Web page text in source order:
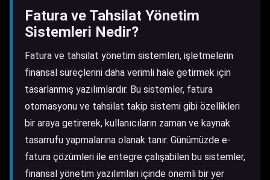
Fatura ve Tahsilat Yönetim
Sistemleri Nedir?
Fatura ve tahsilat yönetim sistemleri, işletmelerin
finansal süreçlerini daha verimli hale getirmek için
tasarlanmış yazılımlardır. Bu sistemler, fatura
otomasyonu ve tahsilat takip sistemi gibi özellikleri
bir araya getirerek, kullanıcıların zaman ve kaynak
tasarrufu yapmalarına olanak tanır. Günümüzde e-
fatura çözümleri ile entegre çalışabilen bu sistemler,
finansal yönetim yazılımları içinde önemli bir yer